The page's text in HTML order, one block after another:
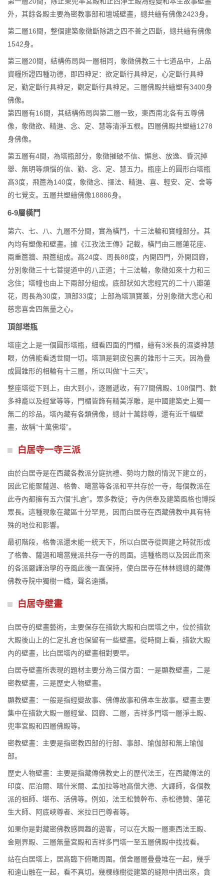
外，其餘各殿主要為密教事部和壇城壁畫，總共繪有佛像2423身。
第二層16間，整個建築象徵斷除語之四不善之四斷，總共繪有佛像
1542身。
第三層20間，結構佈局與一層相同，象徵佛教三十七道品中，上品
資糧所證四種功德，即四神足：欲定斷行具神足，心定斷行具神
足，勤定斷行具神足，觀定斷行具神足。三層佛殿共繪塑有3400身
佛像。
第四層有16間，其結構佈局與第二層一致，東西南北各有五尊佛
像，象徵欲、精進、念、定、慧等清淨五根。四層佛殿共塑繪1278
身佛像。
第五層有4間，為塔瓶部分，象徵摧破不信、懈怠、放逸、昏沉掉
舉、無明等煩惱的信、勤、念、定、慧五力。瓶座上的圓形白塔瓶
高3度，飛簷為140度，象徵念、擇法、精進、喜、輕安、定、舍等
的七覺支。五層共塑繪佛像18886身。
6-9層橫鬥
第六、七、八、九層不分間，實為橫鬥，十三法輪和寶幢部分。其
內均有塑像和壁畫。據《江孜法王傳》記載，橫鬥由三層蓮花座、
兩重簷牆、飛簷組成。高24度、周長88度，內開四門，外開回廊，
分別象徵三十七菩提道中的八正道；十三法輪，象徵如來十力和三
念住；塔幢也由上下兩部分組成。底部狀如大悲經咒的二十八瓣蓮
花，周長為30度，頂部33度；上部為塔頂寶蓋，分別象徵大悲心和
慈悲喜舍四無量之心。
頂部塔瓶
塔座之上是一個圓形塔瓶，細看四面的門楣，繪有3米長的濕婆神慧
眼，仿佛能看透世間一切。塔頂是銅皮包裹的錐形十三天。因為疊
成圓錐形的相輪有十三層，所以叫做“十三天”。
整座塔從下到上，由大到小，逐層遞收，有77間佛殿、108個門、數
多神龕以及經堂等等，門楣皆飾有精美浮雕，是中國建築史上獨一
無二的珍品。塔內藏有各類佛像，總計十萬餘尊，還有近千幅壁
畫，故稱“十萬佛塔”。
白居寺一寺三派
由於白居寺是在西藏各教派分庭抗禮、勢均力敵的情況下建立的，
因此它能聚薩迦、格魯、噶當等各派和平共存於一寺，每個教派在
此寺內都擁有五六個“扎倉”。眾多教徒；寺內供奉及建築風格也博採
眾長。這種現象在藏區十分罕見，因而白居寺在西藏佛教中具有特
殊的地位和影響。
最初階段，格魯派還未能一統天下，所以白居寺從興建之時就形成
了格魯、薩迦和噶當幾派共存一寺的局面。這種格局以及因此而來
的各派嚴謹治學的寺風此後一直保持，使白居寺在林林總總的藏傳
佛教寺院中獨樹一幟，聲名遠播。
白居寺壁畫
白居寺的壁畫藝術，主要保存在措欽大殿和白居塔之中，位於措欽
大殿後山上的仁定扎倉也保留有一些壁畫。從時間上看，措欽大殿
內的壁畫，比白居塔內的壁畫相對要早。
白居寺壁畫所表現的題材主要分為三個方面：一是顯教壁畫，二是
密教壁畫，三是歷史人物壁畫。
顯教壁畫：一般是指經變故事、佛傳故事和佛本生故事。壁畫主要
集中在措欽大殿一層經堂、回廊、二層，吉祥多門塔一層淨土殿、
兜率宮殿和四層佛殿等。
密教壁畫：主要是指密教四部的行部、事部、瑜伽部和無上瑜伽
部。
歷史人物壁畫：主要是指藏傳佛教史上的歷代法王，在西藏傳法的
印度、尼泊爾、喀什米爾、孟加拉等地高僧大德、大譯師，各個教
派的祖師、堪布、活佛等。例如，法王松贊幹布、赤松德贊、蓮花
生大師、阿底峽尊者、米拉日巴尊者等。
如果你是對藏密佛教感興趣的遊客，可以在大殿一層東西法王殿、
金剛界殿、三層無量宮殿和吉祥多門塔一至五層佛殿中找找看。
站在白居塔上，居高臨下俯瞰周圍。僧舍層層疊疊堆在一起，幾乎
和遠山融在一起，看不真切。幾棵綠樹從建築的縫隙中擠出來，貪